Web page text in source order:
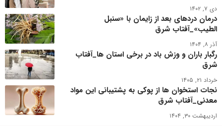
دی ۷, ۱۴۰۲
درمان دردهای بعد از زایمان با «سنبل
الطیب»_آفتاب شرق
آذر ۸, ۱۴۰۴
رگبار باران و وزش باد در برخی استان ها_آفتاب
شرق
خرداد ۲۱, ۱۴۰۵
نجات استخوان ها از پوکی به پشتیبانی این مواد
معدنی_آفتاب شرق
اردیبهشت ۳۰, ۱۴۰۴